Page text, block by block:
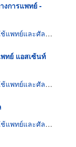
งการแพทย์ -
ย์และศัลยแพทย์
ทย์ แอสเซ้นท์
ย์และศัลยแพทย์
ย์และศัลยแพทย์